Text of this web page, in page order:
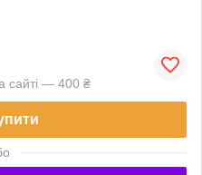
сайті — 400 ₴